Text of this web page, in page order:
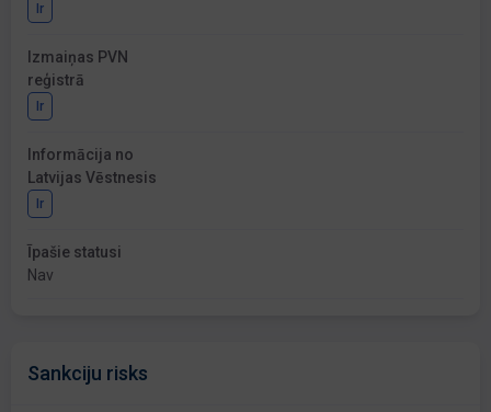
Ir
Izmaiņas PVN
reģistrā
Ir
Informācija no
Latvijas Vēstnesis
Ir
Īpašie statusi
Nav
Sankciju risks